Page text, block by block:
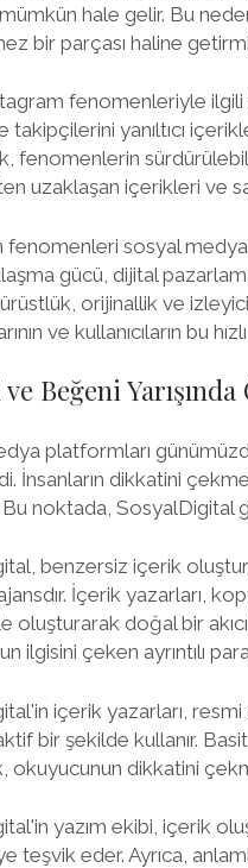
hale gelir. Bu
bir parçası haline
fenomenleriyle ilgili
takipçilerini yanıltıcı
fenomenlerin
uzaklaşan içerikleri ve
sosyal
gücü, dijital
orijinallik ve
ve kullanıcıların bu
Beğeni
platformları
İnsanların dikkatini
noktada, SosyalDigital
benzersiz içerik
İçerik yazarları,
oluşturarak doğal bir
ilgisini çeken ayrıntılı
içerik yazarları,
bir şekilde kullanır.
okuyucunun dikkatini
yazım ekibi, içerik
teşvik eder. Ayrıca,